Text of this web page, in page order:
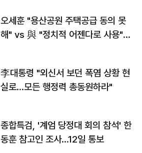
오세훈 "용산공원 주택공급 동의 못
해" vs 與 "정치적 어젠다로 사용"
李대통령 "외신서 보던 폭염 상황 현
실로…모든 행정력 총동원하라"
종합특검, '계엄 당정대 회의 참석' 한
동훈 참고인 조사...12일 통보